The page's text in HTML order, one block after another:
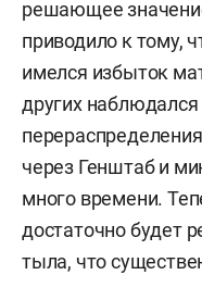
решающее
приводило к тому,
имелся избыток
других
через Генштаб и
много времени.
достаточно будет
тыла, что